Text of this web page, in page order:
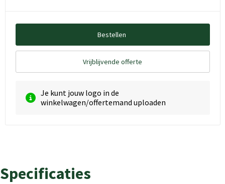
Bestellen
Vrijblijvende offerte
Je kunt jouw logo in de
winkelwagen/offertemand uploaden
Specificaties